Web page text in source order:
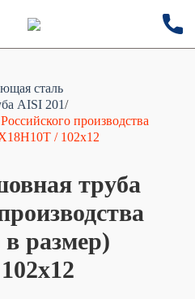
сталь
AISI 201/
производства
/ 102х12
труба
размер)